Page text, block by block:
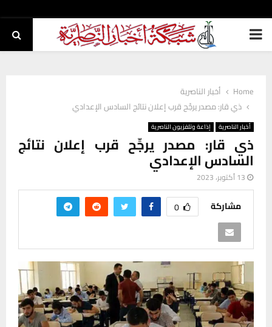
PRIMARY
Home
أخبار الناصرية
ذي قار: مصدر يرجِّح قرب إعلان نتائج السادس الإعدادي
أخبار الناصرية إذاعة وتلفزيون الناصرية
ذي قار: مصدر يرجِّح قرب إعلان نتائج
السادس الإعدادي
13 أكتوبر، 2023
مشاركة 0